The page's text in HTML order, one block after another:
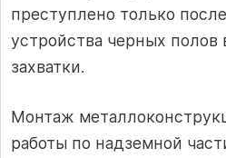
преступлено только
устройства черных полов
захватки.
Монтаж
работы по надземной